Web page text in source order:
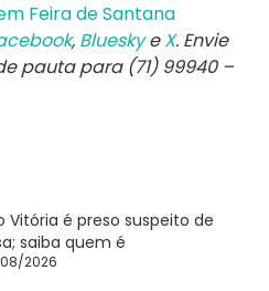
Feira de Santana
, BlueskyeX. Envie
pauta para (71) 99940 –
Vitória é preso suspeito de
saiba quem é
2026